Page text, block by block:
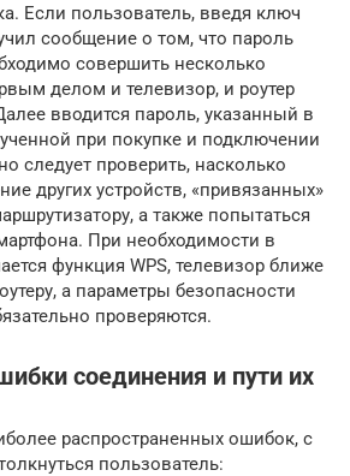
Если пользователь, введя ключ
сообщение о том, что пароль
совершить несколько
делом и телевизор, и роутер
вводится пароль, указанный в
при покупке и подключении
следует проверить, насколько
других устройств, «привязанных»
а также попытаться
При необходимости в
функция WPS, телевизор ближе
а параметры безопасности
проверяются.
соединения и пути их
распространенных ошибок, с
пользователь: